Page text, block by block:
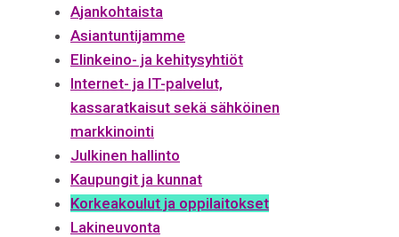
Ajankohtaista
Asiantuntijamme
Elinkeino- ja kehitysyhtiöt
Internet- ja IT-palvelut,
kassaratkaisut sekä sähköinen
markkinointi
Julkinen hallinto
Kaupungit ja kunnat
Korkeakoulut ja oppilaitokset
Lakineuvonta